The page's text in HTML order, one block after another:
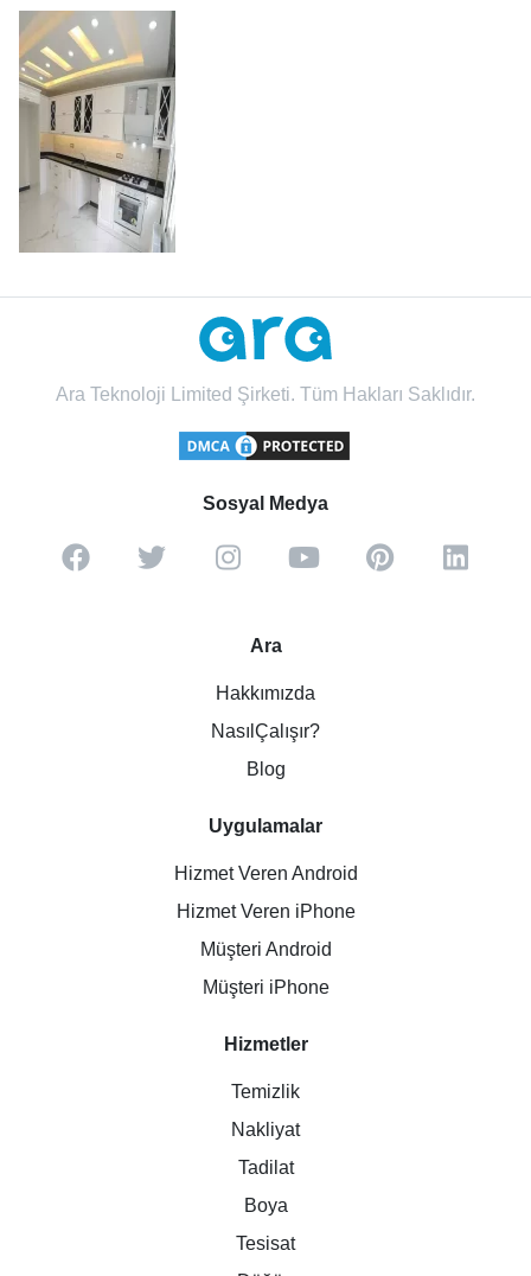
Ara Teknoloji Limited Şirketi. Tüm Hakları Saklıdır.
Sosyal Medya
Ara
Hakkımızda
NasılÇalışır?
Blog
Uygulamalar
Hizmet Veren Android
Hizmet Veren iPhone
Müşteri Android
Müşteri iPhone
Hizmetler
Temizlik
Nakliyat
Tadilat
Boya
Tesisat